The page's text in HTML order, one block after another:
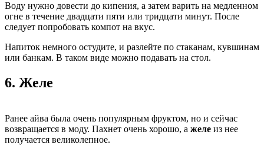
Воду нужно довести до кипения, а затем варить на медленном
огне в течение двадцати пяти или тридцати минут. После
следует попробовать компот на вкус.
Напиток немного остудите, и разлейте по стаканам, кувшинам
или банкам. В таком виде можно подавать на стол.
6. Желе
Ранее айва была очень популярным фруктом, но и сейчас
возвращается в моду. Пахнет очень хорошо, а желе из нее
получается великолепное.